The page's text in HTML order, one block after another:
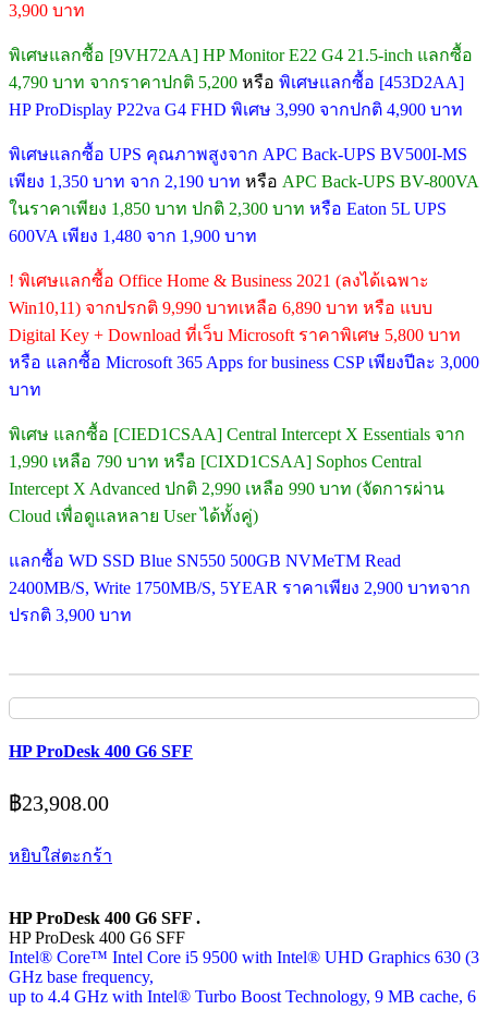
3,900 บาท
พิเศษแลกซื้อ [9VH72AA] HP Monitor E22 G4 21.5-inch แลกซื้อ
4,790 บาท จากราคาปกติ 5,200 หรือ พิเศษแลกซื้อ [453D2AA]
HP ProDisplay P22va G4 FHD พิเศษ 3,990 จากปกติ 4,900 บาท
พิเศษแลกซื้อ UPS คุณภาพสูงจาก APC Back-UPS BV500I-MS
เพียง 1,350 บาท จาก 2,190 บาท หรือ APC Back-UPS BV-800VA
ในราคาเพียง 1,850 บาท ปกติ 2,300 บาท หรือ Eaton 5L UPS
600VA เพียง 1,480 จาก 1,900 บาท
! พิเศษแลกซื้อ Office Home & Business 2021 (ลงได้เฉพาะ
Win10,11) จากปรกติ 9,990 บาทเหลือ 6,890 บาท หรือ แบบ
Digital Key + Download ที่เว็บ Microsoft ราคาพิเศษ 5,800 บาท
หรือ แลกซื้อ Microsoft 365 Apps for business CSP เพียงปีละ 3,000
บาท
พิเศษ แลกซื้อ [CIED1CSAA] Central Intercept X Essentials จาก
1,990 เหลือ 790 บาท หรือ [CIXD1CSAA] Sophos Central
Intercept X Advanced ปกติ 2,990 เหลือ 990 บาท (จัดการผ่าน
Cloud เพื่อดูแลหลาย User ได้ทั้งคู่)
แลกซื้อ WD SSD Blue SN550 500GB NVMeTM Read
2400MB/S, Write 1750MB/S, 5YEAR ราคาเพียง 2,900 บาทจาก
ปรกติ 3,900 บาท
HP ProDesk 400 G6 SFF
฿23,908.00
หยิบใส่ตะกร้า
HP ProDesk 400 G6 SFF .
HP ProDesk 400 G6 SFF
Intel® Core™ Intel Core i5 9500 with Intel® UHD Graphics 630 (3
GHz base frequency,
up to 4.4 GHz with Intel® Turbo Boost Technology, 9 MB cache, 6